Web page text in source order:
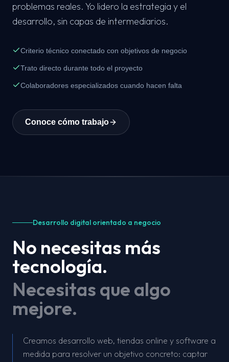
problemas reales. Yo lidero la estrategia y el
desarrollo, sin capas de intermediarios.
Criterio técnico conectado con objetivos de negocio
Trato directo durante todo el proyecto
Colaboradores especializados cuando hacen falta
Conoce cómo trabajo
Desarrollo digital orientado a negocio
No necesitas más
tecnología.
Necesitas que algo
mejore.
Creamos desarrollo web, tiendas online y software a
medida para resolver un objetivo concreto: captar